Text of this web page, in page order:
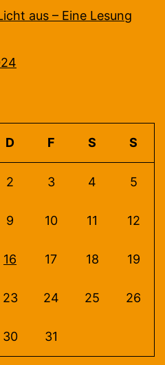
aus – Eine Lesung
D F S S
2 3 4 5
9 10 11 12
16 17 18 19
23 24 25 26
30 31